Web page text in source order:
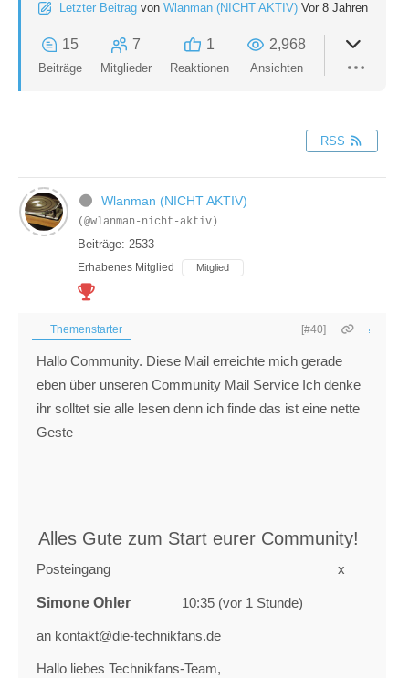
Letzter Beitrag von Wlanman (NICHT AKTIV) Vor 8 Jahren
15
Beiträge
7
Mitglieder
1
Reaktionen
2,968
Ansichten
RSS
Wlanman (NICHT AKTIV)
(@wlanman-nicht-aktiv)
Beiträge: 2533
Erhabenes Mitglied Mitglied
Themenstarter [#40]
Hallo Community. Diese Mail erreichte mich gerade
eben über unseren Community Mail Service Ich denke
ihr solltet sie alle lesen denn ich finde das ist eine nette
Geste
Alles Gute zum Start eurer Community!
Posteingang x
Simone Ohler 10:35 (vor 1 Stunde)
an kontakt@die-technikfans.de
Hallo liebes Technikfans-Team,